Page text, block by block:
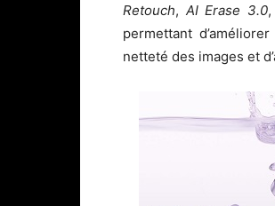
Retouch, AI Erase 3.0,
permettant
netteté des images et